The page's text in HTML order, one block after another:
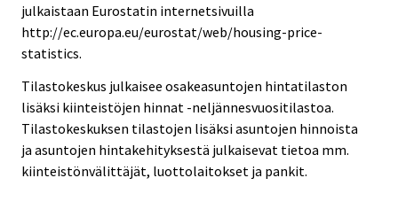
julkaistaan Eurostatin internetsivuilla
http://ec.europa.eu/eurostat/web/housing-price-
statistics.
Tilastokeskus julkaisee osakeasuntojen hintatilaston
lisäksi kiinteistöjen hinnat -neljännesvuositilastoa.
Tilastokeskuksen tilastojen lisäksi asuntojen hinnoista
ja asuntojen hintakehityksestä julkaisevat tietoa mm.
kiinteistönvälittäjät, luottolaitokset ja pankit.